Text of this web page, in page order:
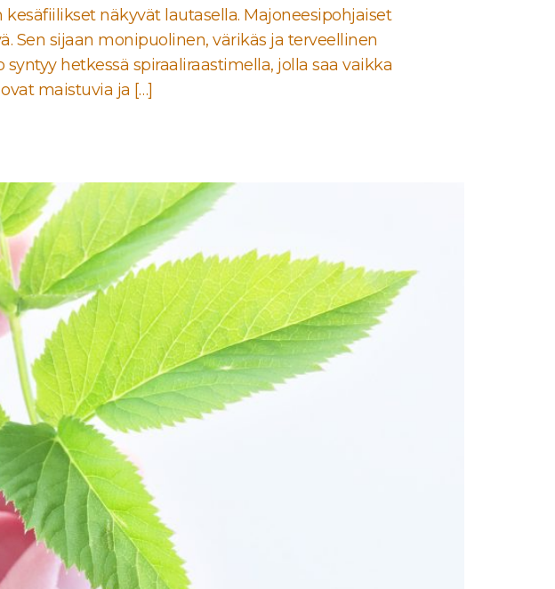
näkyvät lautasella. Majoneesipohjaiset
Sen sijaan monipuolinen, värikäs ja terveellinen
hetkessä spiraaliraastimella, jolla saa vaikka
maistuvia ja […]